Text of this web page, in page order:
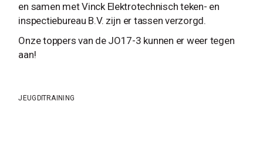
en samen met Vinck Elektrotechnisch teken- en
inspectiebureau B.V. zijn er tassen verzorgd.
Onze toppers van de JO17-3 kunnen er weer tegen
aan!
JEUGDTRAINING